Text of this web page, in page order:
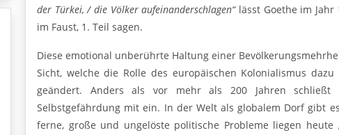
der Türkei, / die Völker aufeinanderschlagen“ lässt Goethe im
im Faust, 1. Teil sagen.
Diese emotional unberührte Haltung einer
Sicht, welche die Rolle des europäischen Kolonialismus
geändert. Anders als vor mehr als 200 Jahren
Selbstgefährdung mit ein. In der Welt als globalem Dorf gibt
ferne, große und ungelöste politische Probleme liegen